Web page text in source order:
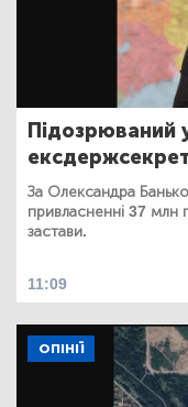
Підозрюваний
За Олександра
привласненні 37 млн
застави.
11:09
ОПІНІЇ